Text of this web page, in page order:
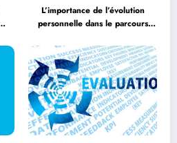
L’importance de l’évolution
personnelle dans le parcours